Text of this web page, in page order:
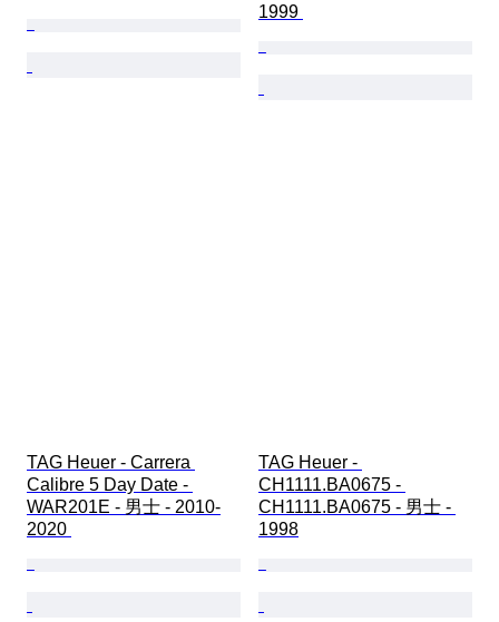
1999
TAG Heuer - Carrera
Calibre 5 Day Date -
WAR201E - 男士 - 2010-
2020
TAG Heuer -
CH1111.BA0675 -
CH1111.BA0675 - 男士 -
1998